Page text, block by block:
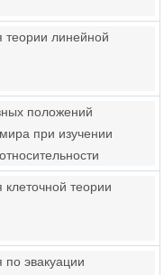
линейной
положений
при изучении
теории
эвакуации